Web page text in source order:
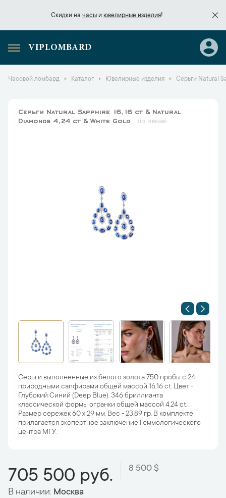
Скидки на часыи ювелирные изделия!
Скидки начасы
VIPLOMBARD
Часовой ломбард Каталог Ювелирные изделия Серьги Natural
Серьги Natural Sapphire 16,16 ct & Natural
Diamonds 4,24 ct & White Gold
41959
Серьги выполненные из белого золота 750 пробы с 24
природными сапфирами общей массой 16,16 ct. Цвет -
Глубокий Синий (Deep Blue). 346 бриллианта
классической формы огранки общей массой 4,24 ct.
Размер сережек 60 х 29 мм. Вес - 23,89 гр. В комплекте
прилагается экспертное заключение Геммологического
центра МГУ.
705 500 руб. 8 500 $
В наличии: Москва